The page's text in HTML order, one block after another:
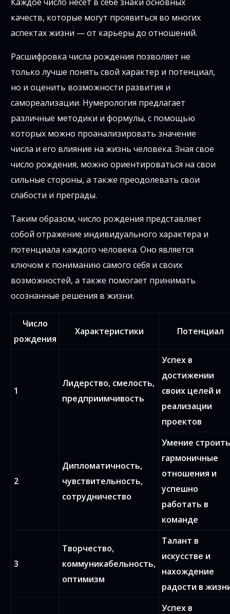
качеств, которые могут проявиться во многих
аспектах жизни — от карьеры до отношений.
Расшифровка числа рождения позволяет не
только лучше понять свой характер и потенциал,
но и оценить возможности развития и
самореализации. Нумерология предлагает
различные методики и формулы, с помощью
которых можно проанализировать значение
числа и его влияние на жизнь человека. Зная свое
число рождения, можно ориентироваться на свои
сильные стороны, а также преодолевать свои
слабости и преграды.
Таким образом, число рождения представляет
собой отражение индивидуального характера и
потенциала каждого человека. Оно является
ключом к пониманию самого себя и своих
возможностей, а также помогает принимать
осознанные решения в жизни.
Число
рождения
Характеристики Потенциал
1
Лидерство, смелость,
предприимчивость
Успех в
достижении
своих целей и
реализации
проектов
2
Дипломатичность,
чувствительность,
сотрудничество
Умение
гармоничные
отношения и
успешно
работать в
команде
3
Творчество,
коммуникабельность,
оптимизм
Талант в
искусстве и
нахождение
радости в
Успех в